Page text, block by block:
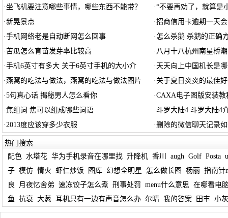
·坐飞机要注意哪些事情，哪些东西不能带？ ·“不要再劝了，就算是
·新晃景点 ·招商信用卡逾期一天
·手机网络老是自动断网怎么回事 · 怎么杀鹅 杀鹅的正确
·苦瓜怎么育苗发芽率比较高 · 八月十八杭州南星桥
·手机6英寸有多大 关于6英寸手机的大小介 · 天天向上中国机长是
·燕窝的吃法与做法，燕窝的吃法与做法图片 · 关于夏日炎炎的最佳
·5句真心话 揭秘男人怎么看你 ·CAXA电子图版安装教
·焦组词 焦可以组成哪些词语 ·斗罗大陆4 斗罗大陆4
·2013度应该穿多少衣服 ·删除的微信聊天记录
热门搜索
配色 水塔花 华为手机录音在哪里找 升降机 香川 augh Golf Posta
子 模仿 情火 虾仁炒饭 图库 幻想全明星 怎么做长图 杨丽 指南针
良
月夜忆舍弟 速冻饺子怎么煮 刑事处罚 menu什么意思 在哪看电
鱼
抗衰 大葱 耳机只有一边有声音怎么办 尔晴 我的答案 田丰 小